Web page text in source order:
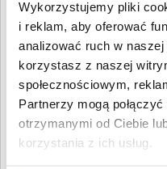
Wykorzystujemy pliki
i reklam, aby oferować
analizować ruch w
korzystasz z naszej
społecznościowym,
Partnerzy mogą
otrzymanymi od Ciebie
korzystania z ich usług.
W
Spłacono: